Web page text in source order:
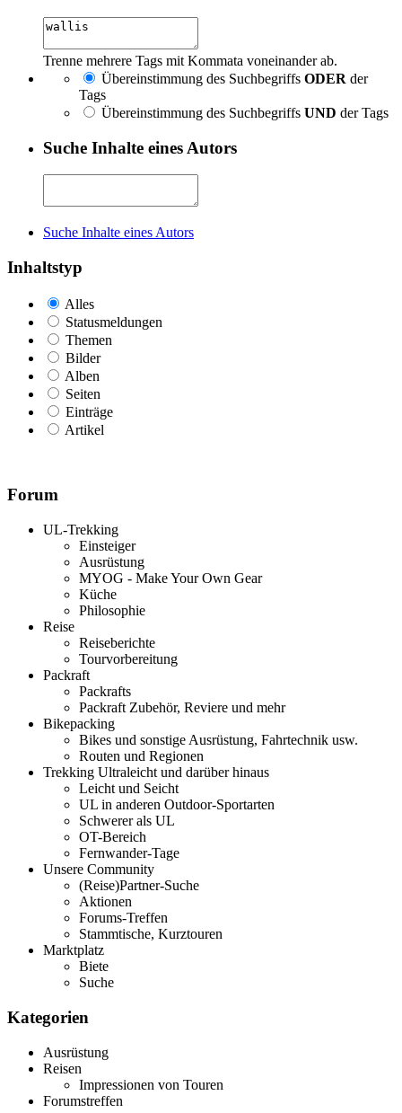
Trenne mehrere Tags mit Kommata voneinander ab.
Übereinstimmung des Suchbegriffs ODER der
Tags
Übereinstimmung des Suchbegriffs UND der Tags
Suche Inhalte eines Autors
Suche Inhalte eines Autors
Inhaltstyp
Alles
Statusmeldungen
Themen
Bilder
Alben
Seiten
Einträge
Artikel
Forum
UL-Trekking
Einsteiger
Ausrüstung
MYOG - Make Your Own Gear
Küche
Philosophie
Reise
Reiseberichte
Tourvorbereitung
Packraft
Packrafts
Packraft Zubehör, Reviere und mehr
Bikepacking
Bikes und sonstige Ausrüstung, Fahrtechnik usw.
Routen und Regionen
Trekking Ultraleicht und darüber hinaus
Leicht und Seicht
UL in anderen Outdoor-Sportarten
Schwerer als UL
OT-Bereich
Fernwander-Tage
Unsere Community
(Reise)Partner-Suche
Aktionen
Forums-Treffen
Stammtische, Kurztouren
Marktplatz
Biete
Suche
Kategorien
Ausrüstung
Reisen
Impressionen von Touren
Forumstreffen